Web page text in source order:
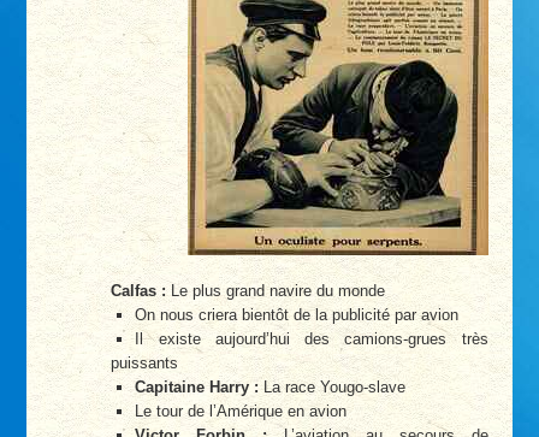
Calfas : Le plus grand navire du monde
On nous criera bientôt de la publicité par avion
Il existe aujourd’hui des camions-grues très
puissants
Capitaine Harry :La race Yougo-slave
Le tour de l’Amérique en avion